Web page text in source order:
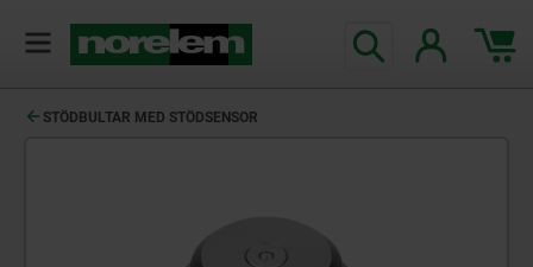
STÖDBULTAR MED STÖDSENSOR